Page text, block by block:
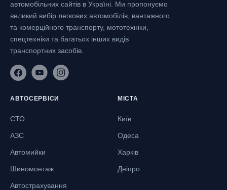
автомобільних сайтів в Україні. Ми пропонуємо
великий вибір легкових автомобілів, вантажного
та комерційного транспорту, мототехніки,
спецтехніки та багатьох інших видів
транспортних засобів.
АВТОСЕРВІСИ
СТО
АЗС
Автомийки
Шиномонтаж
Автострахування
МІСТА
Київ
Одеса
Харків
Дніпро